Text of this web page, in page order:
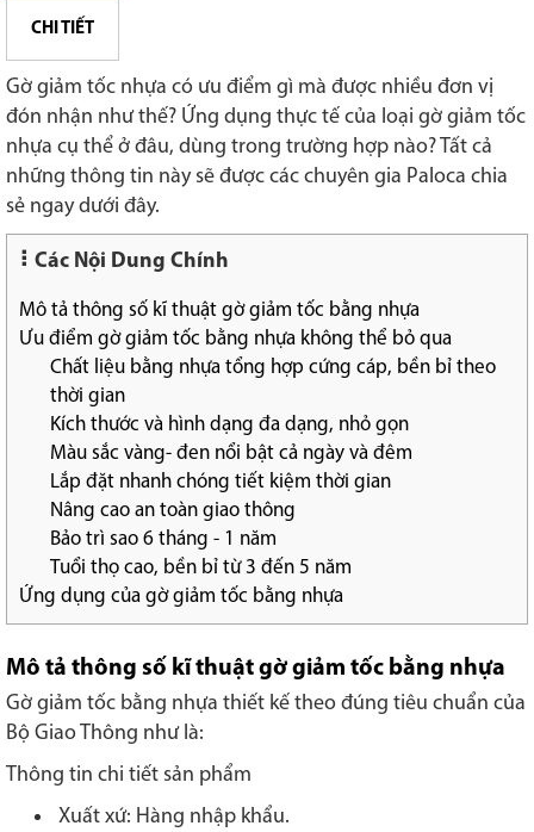
CHI TIẾT
Gờ giảm tốc nhựa có ưu điểm gì mà được nhiều đơn vị
đón nhận như thế? Ứng dụng thực tế của loại gờ giảm tốc
nhựa cụ thể ở đâu, dùng trong trường hợp nào? Tất cả
những thông tin này sẽ được các chuyên gia Paloca chia
sẻ ngay dưới đây.
Các Nội Dung Chính
Mô tả thông số kĩ thuật gờ giảm tốc bằng nhựa
Ưu điểm gờ giảm tốc bằng nhựa không thể bỏ qua
Chất liệu bằng nhựa tổng hợp cứng cáp, bền bỉ theo
thời gian
Kích thước và hình dạng đa dạng, nhỏ gọn
Màu sắc vàng- đen nổi bật cả ngày và đêm
Lắp đặt nhanh chóng tiết kiệm thời gian
Nâng cao an toàn giao thông
Bảo trì sao 6 tháng - 1 năm
Tuổi thọ cao, bền bỉ từ 3 đến 5 năm
Ứng dụng của gờ giảm tốc bằng nhựa
Mô tả thông số kĩ thuật gờ giảm tốc bằng nhựa
Gờ giảm tốc bằng nhựa thiết kế theo đúng tiêu chuẩn của
Bộ Giao Thông như là:
Thông tin chi tiết sản phẩm
Xuất xứ: Hàng nhập khẩu.